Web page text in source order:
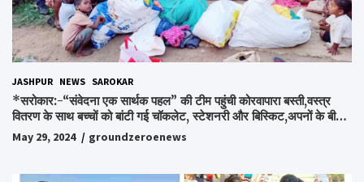
JASHPUR NEWS SAROKAR
*सरोकार:-“संवेदना एक सार्थक पहल” की टीम पहुंची कोरवापारा बस्ती,वस्त्र
वितरण के साथ बच्चों को बांटी गई चॉकलेट, स्टेशनरी और बिस्किट,अपनों के बीच
अपनों को पाकर भाव विभोर हुए लोग,संवेदना समूह के संस्थापक स्व.विश्वबंधु को
किया गया याद,समाजसेवी और समूह के लोगों ने रखी अपनी राय,कहा स्व.शर्मा के
May 29, 2024 groundzeroenews